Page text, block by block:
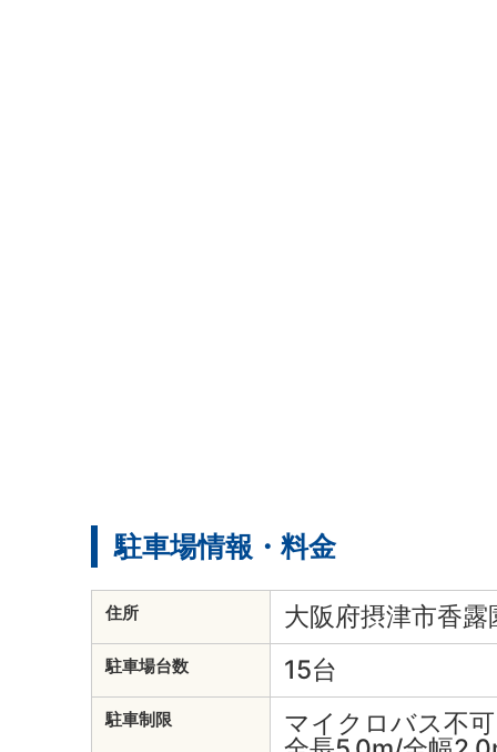
駐車場情報・料金
住所 大阪府摂津市香
駐車場台数 15台
駐車制限
マイクロバス不